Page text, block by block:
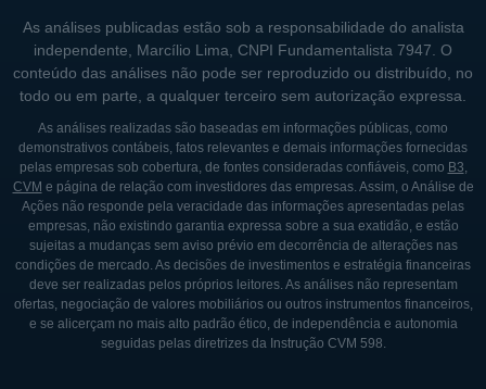
As análises publicadas estão sob a responsabilidade do analista
independente, Marcílio Lima, CNPI Fundamentalista 7947. O
conteúdo das análises não pode ser reproduzido ou distribuído, no
todo ou em parte, a qualquer terceiro sem autorização expressa.
As análises realizadas são baseadas em informações públicas, como
demonstrativos contábeis, fatos relevantes e demais informações fornecidas
pelas empresas sob cobertura, de fontes consideradas confiáveis, como B3,
CVM e página de relação com investidores das empresas. Assim, o Análise de
Ações não responde pela veracidade das informações apresentadas pelas
empresas, não existindo garantia expressa sobre a sua exatidão, e estão
sujeitas a mudanças sem aviso prévio em decorrência de alterações nas
condições de mercado. As decisões de investimentos e estratégia financeiras
deve ser realizadas pelos próprios leitores. As análises não representam
ofertas, negociação de valores mobiliários ou outros instrumentos financeiros,
e se alicerçam no mais alto padrão ético, de independência e autonomia
seguidas pelas diretrizes da Instrução CVM 598.